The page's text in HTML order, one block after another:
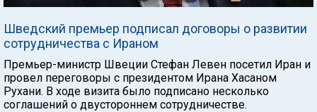
Шведский премьер подписал договоры о развитии
сотрудничества с Ираном
Премьер-министр Швеции Стефан Левен посетил Иран и
провел переговоры с президентом Ирана Хасаном
Рухани. В ходе визита было подписано несколько
соглашений о двустороннем сотрудничестве.